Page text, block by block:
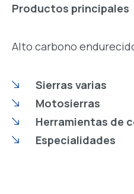
Productos principales
Alto carbono
Sierras varias
Motosierras
Herramientas de
Especialidades